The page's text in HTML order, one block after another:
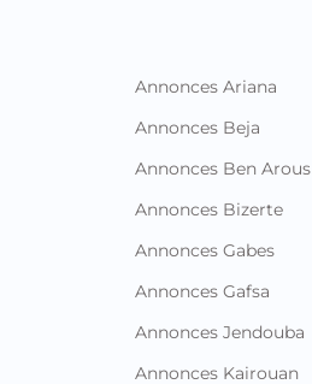
Annonces Ariana
Annonces Beja
Annonces Ben Arous
Annonces Bizerte
Annonces Gabes
Annonces Gafsa
Annonces Jendouba
Annonces Kairouan